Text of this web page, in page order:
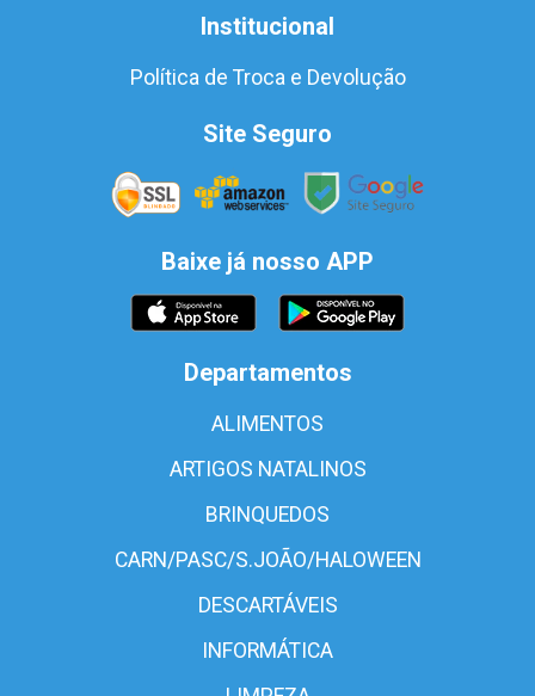
Institucional
Política de Troca e Devolução
Site Seguro
Baixe já nosso APP
Departamentos
ALIMENTOS
ARTIGOS NATALINOS
BRINQUEDOS
CARN/PASC/S.JOÃO/HALOWEEN
DESCARTÁVEIS
INFORMÁTICA